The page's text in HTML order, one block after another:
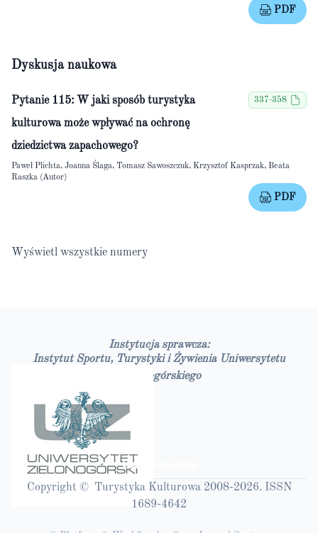
PDF
Dyskusja naukowa
Pytanie 115: W jaki sposób turystyka
kulturowa może wpływać na ochronę
dziedzictwa zapachowego?
337-358
Paweł Plichta, Joanna Ślaga, Tomasz Sawoszczuk, Krzysztof Kasprzak, Beata
Raszka (Autor)
PDF
Wyświetl wszystkie numery
Instytucja sprawcza:
Instytut Sportu, Turystyki i Żywienia Uniwersytetu
Zielonogórskiego
Bazy czasopism
Copyright © Turystyka Kulturowa 2008-2026. ISSN
1689-4642